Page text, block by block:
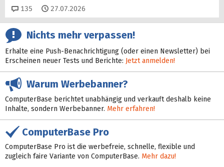
135 Kommentare
27.07.2026
Nichts mehr verpassen!
Erhalte eine Push-Benachrichtigung (oder einen Newsletter) bei
Erscheinen neuer Tests und Berichte: Jetzt anmelden!
Warum Werbebanner?
ComputerBase berichtet unabhängig und verkauft deshalb keine
Inhalte, sondern Werbebanner. Mehr erfahren!
ComputerBase Pro
ComputerBase Pro ist die werbefreie, schnelle, flexible und
zugleich faire Variante von ComputerBase. Mehr dazu!